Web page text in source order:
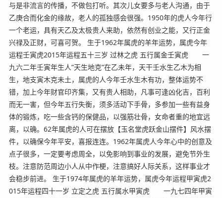
与是非流言的传播，不做包打听。其次儿女要多与老人沟通，由于
乙庚合而化金的缘故，老人的孤独感会很强。1950年的虎人今年行
一个老运，具有天乙及太极贵人来助，依然有创业之能，又行正金
兴禄及正财，可喜可贺。 生于1962年属虎的羊年运势，属虎今年
运程壬寅虎2015年运程五十三岁 过林之虎 五行属金壬寅虎 一
九六二年壬寅年生人”天生地克”在乙未年，天干壬水生乙木为相
生，地支寅木克未土，属虎的人今年壬水生木有功，整体运势不
错，加上今年财官印齐集，又有贵人相助，凡事可逢凶化吉，百利
而无一害，但今年五行失衡，须多活动下手骨，多参加一些有益身
体的锻炼，吃一些含钙的保健品，以强筋壮骨，女命者重的地宜远
离，以确。62年属虎的人可在摆放【玉名堂虎跃金山摆件】风水摆
件，以确保今年平安，喜报连连。1962年属虎人今年心中的创意及
点子很多，一定要考虑周全，以免影响到事业的发展，避免节外生
枝。注意防范周边小人从中作梗，注意搞好人际关系，这样事业才
会稳步前进。 生于1974年属虎的羊年运势，属虎今年运程甲寅虎2
015年运程四十一岁 立定之虎 五行属水甲寅虎 一九七四年甲寅